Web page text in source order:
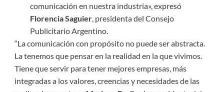
comunicación en nuestra industria», expresó
Florencia Saguier, presidenta del Consejo
Publicitario Argentino.
“La comunicación con propósito no puede ser abstracta.
La tenemos que pensar en la realidad en la que vivimos.
Tiene que servir para tener mejores empresas, más
integradas a los valores, creencias y necesidades de las